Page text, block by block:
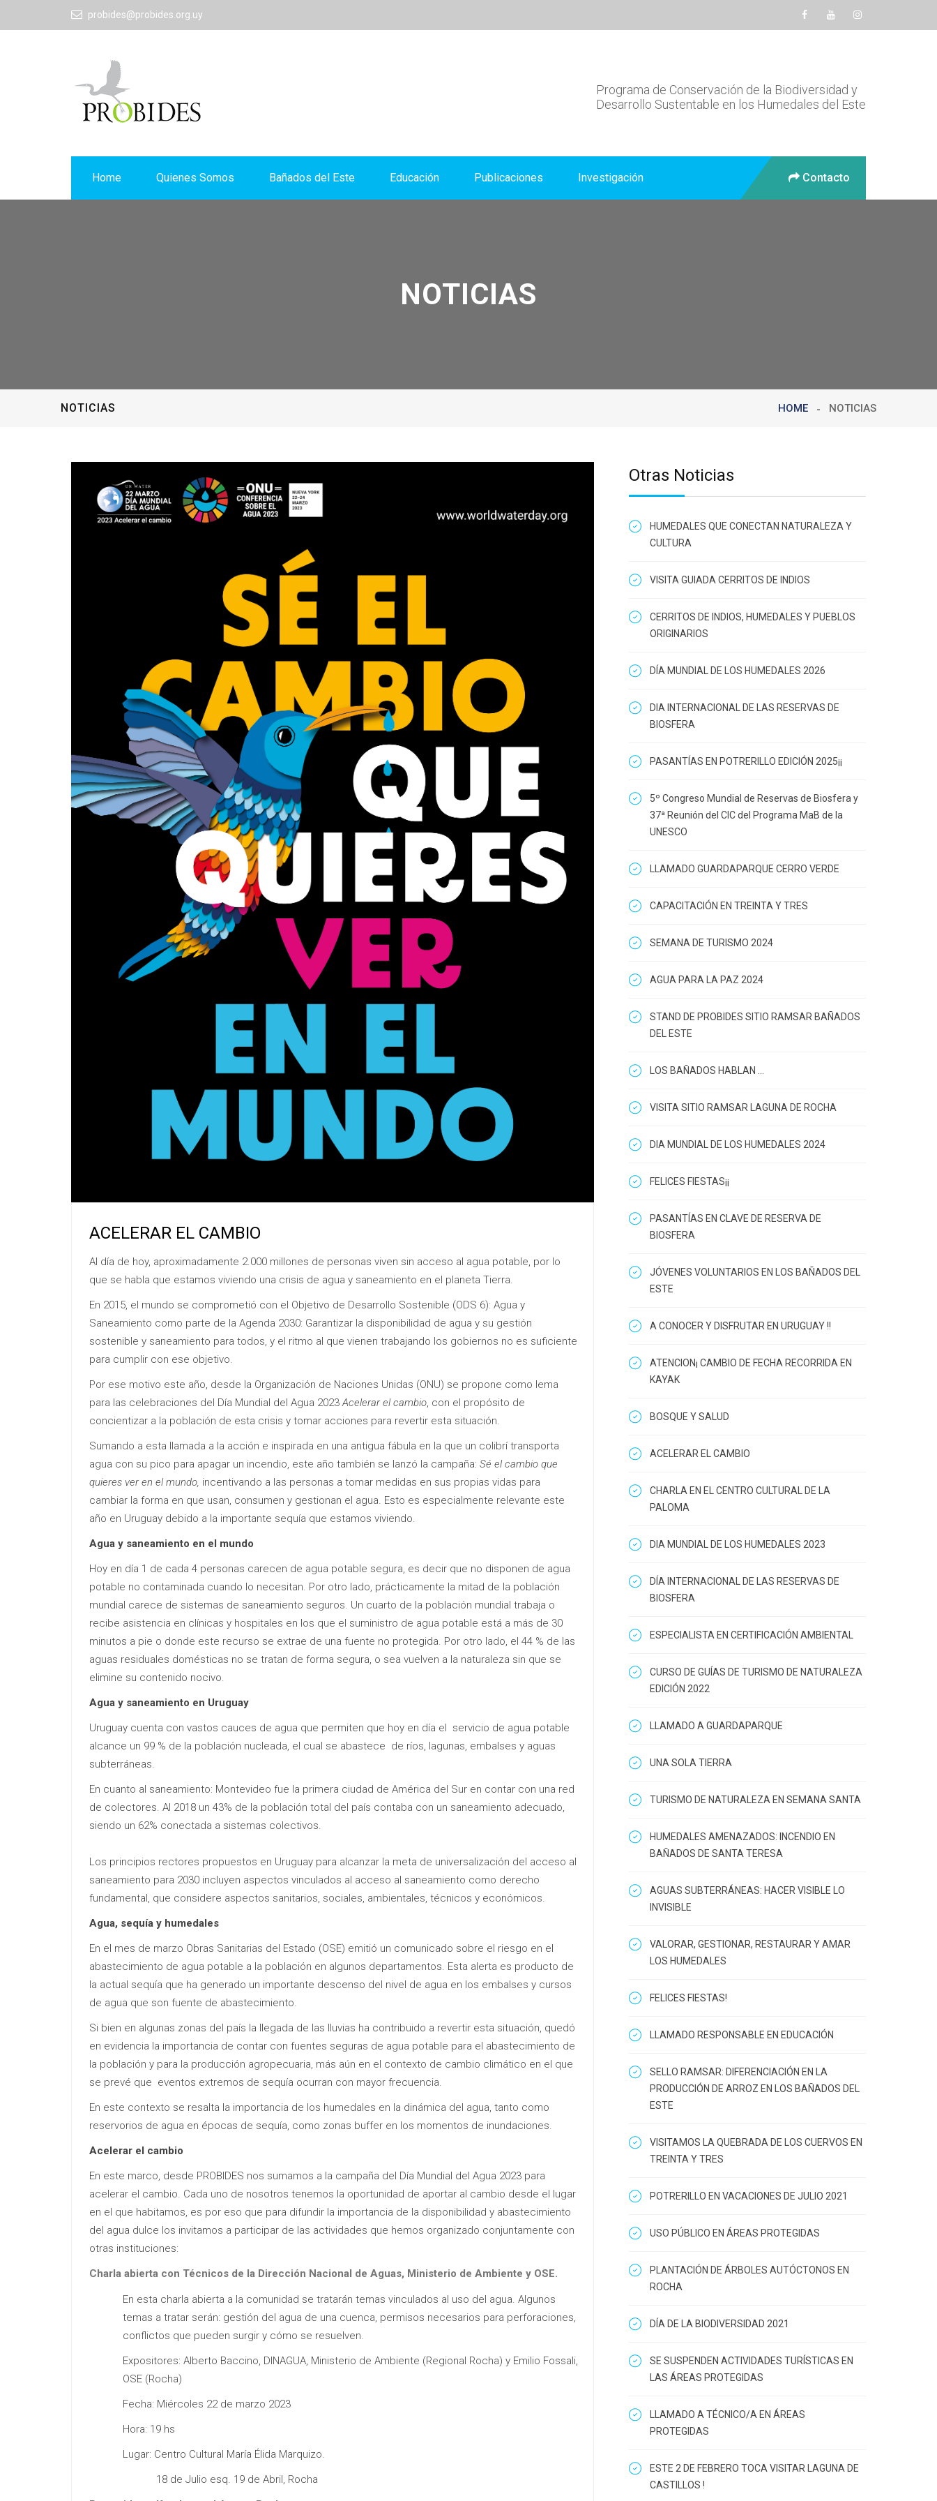
probides@probides.org.uy
Programa de Conservación de la Biodiversidad y
Desarrollo Sustentable en los Humedales del Este
Home Quienes Somos Bañados del Este Educación Publicaciones Investigación Contacto
NOTICIAS
NOTICIAS HOME NOTICIAS
ACELERAR EL CAMBIO
Al día de hoy, aproximadamente 2.000 millones de personas viven sin acceso al agua potable, por lo
que se habla que estamos viviendo una crisis de agua y saneamiento en el planeta Tierra.
En 2015, el mundo se comprometió con el Objetivo de Desarrollo Sostenible (ODS 6): Agua y
Saneamiento como parte de la Agenda 2030: Garantizar la disponibilidad de agua y su gestión
sostenible y saneamiento para todos, y el ritmo al que vienen trabajando los gobiernos no es suficiente
para cumplir con ese objetivo.
Por ese motivo este año, desde la Organización de Naciones Unidas (ONU) se propone como lema
para las celebraciones del Día Mundial del Agua 2023 Acelerar el cambio , con el propósito de
concientizar a la población de esta crisis y tomar acciones para revertir esta situación.
Sumando a esta llamada a la acción e inspirada en una antigua fábula en la que un colibrí transporta
agua con su pico para apagar un incendio, este año también se lanzó la campaña: Sé el cambio que
quieres ver en el mundo, incentivando a las personas a tomar medidas en sus propias vidas para
cambiar la forma en que usan, consumen y gestionan el agua. Esto es especialmente relevante este
año en Uruguay debido a la importante sequía que estamos viviendo.
Agua y saneamiento en el mundo
Hoy en día 1 de cada 4 personas carecen de agua potable segura, es decir que no disponen de agua
potable no contaminada cuando lo necesitan. Por otro lado, prácticamente la mitad de la población
mundial carece de sistemas de saneamiento seguros. Un cuarto de la población mundial trabaja o
recibe asistencia en clínicas y hospitales en los que el suministro de agua potable está a más de 30
minutos a pie o donde este recurso se extrae de una fuente no protegida. Por otro lado, el 44 % de las
aguas residuales domésticas no se tratan de forma segura, o sea vuelven a la naturaleza sin que se
elimine su contenido nocivo.
Agua y saneamiento en Uruguay
Uruguay cuenta con vastos cauces de agua que permiten que hoy en día el servicio de agua potable
alcance un 99 % de la población nucleada, el cual se abastece de ríos, lagunas, embalses y aguas
subterráneas.
En cuanto al saneamiento: Montevideo fue la primera ciudad de América del Sur en contar con una red
de colectores. Al 2018 un 43% de la población total del país contaba con un saneamiento adecuado,
siendo un 62% conectada a sistemas colectivos.
Los principios rectores propuestos en Uruguay para alcanzar la meta de universalización del acceso al
saneamiento para 2030 incluyen aspectos vinculados al acceso al saneamiento como derecho
fundamental, que considere aspectos sanitarios, sociales, ambientales, técnicos y económicos.
Agua, sequía y humedales
En el mes de marzo Obras Sanitarias del Estado (OSE) emitió un comunicado sobre el riesgo en el
abastecimiento de agua potable a la población en algunos departamentos. Esta alerta es producto de
la actual sequía que ha generado un importante descenso del nivel de agua en los embalses y cursos
de agua que son fuente de abastecimiento.
Si bien en algunas zonas del país la llegada de las lluvias ha contribuido a revertir esta situación, quedó
en evidencia la importancia de contar con fuentes seguras de agua potable para el abastecimiento de
la población y para la producción agropecuaria, más aún en el contexto de cambio climático en el que
se prevé que eventos extremos de sequía ocurran con mayor frecuencia.
En este contexto se resalta la importancia de los humedales en la dinámica del agua, tanto como
reservorios de agua en épocas de sequía, como zonas buffer en los momentos de inundaciones.
Acelerar el cambio
En este marco, desde PROBIDES nos sumamos a la campaña del Día Mundial del Agua 2023 para
acelerar el cambio. Cada uno de nosotros tenemos la oportunidad de aportar al cambio desde el lugar
en el que habitamos, es por eso que para difundir la importancia de la disponibilidad y abastecimiento
del agua dulce los invitamos a participar de las actividades que hemos organizado conjuntamente con
otras instituciones:
Charla abierta con Técnicos de la Dirección Nacional de Aguas, Ministerio de Ambiente y OSE.
En esta charla abierta a la comunidad se tratarán temas vinculados al uso del agua. Algunos
temas a tratar serán: gestión del agua de una cuenca, permisos necesarios para perforaciones,
conflictos que pueden surgir y cómo se resuelven.
Expositores: Alberto Baccino, DINAGUA, Ministerio de Ambiente (Regional Rocha) y Emilio Fossali,
OSE (Rocha)
Fecha: Miércoles 22 de marzo 2023
Hora: 19 hs
Lugar: Centro Cultural María Élida Marquizo.
18 de Julio esq. 19 de Abril, Rocha
Otras Noticias
HUMEDALES QUE CONECTAN NATURALEZA Y
CULTURA
VISITA GUIADA CERRITOS DE INDIOS
CERRITOS DE INDIOS, HUMEDALES Y PUEBLOS
ORIGINARIOS
DÍA MUNDIAL DE LOS HUMEDALES 2026
DIA INTERNACIONAL DE LAS RESERVAS DE
BIOSFERA
PASANTÍAS EN POTRERILLO EDICIÓN 2025¡¡
5º Congreso Mundial de Reservas de Biosfera y
37ª Reunión del CIC del Programa MaB de la
UNESCO
LLAMADO GUARDAPARQUE CERRO VERDE
CAPACITACIÓN EN TREINTA Y TRES
SEMANA DE TURISMO 2024
AGUA PARA LA PAZ 2024
STAND DE PROBIDES SITIO RAMSAR BAÑADOS
DEL ESTE
LOS BAÑADOS HABLAN ...
VISITA SITIO RAMSAR LAGUNA DE ROCHA
DIA MUNDIAL DE LOS HUMEDALES 2024
FELICES FIESTAS¡¡
PASANTÍAS EN CLAVE DE RESERVA DE
BIOSFERA
JÓVENES VOLUNTARIOS EN LOS BAÑADOS DEL
ESTE
A CONOCER Y DISFRUTAR EN URUGUAY !!
ATENCION¡ CAMBIO DE FECHA RECORRIDA EN
KAYAK
BOSQUE Y SALUD
ACELERAR EL CAMBIO
CHARLA EN EL CENTRO CULTURAL DE LA
PALOMA
DIA MUNDIAL DE LOS HUMEDALES 2023
DÍA INTERNACIONAL DE LAS RESERVAS DE
BIOSFERA
ESPECIALISTA EN CERTIFICACIÓN AMBIENTAL
CURSO DE GUÍAS DE TURISMO DE NATURALEZA
EDICIÓN 2022
LLAMADO A GUARDAPARQUE
UNA SOLA TIERRA
TURISMO DE NATURALEZA EN SEMANA SANTA
HUMEDALES AMENAZADOS: INCENDIO EN
BAÑADOS DE SANTA TERESA
AGUAS SUBTERRÁNEAS: HACER VISIBLE LO
INVISIBLE
VALORAR, GESTIONAR, RESTAURAR Y AMAR
LOS HUMEDALES
FELICES FIESTAS!
LLAMADO RESPONSABLE EN EDUCACIÓN
SELLO RAMSAR: DIFERENCIACIÓN EN LA
PRODUCCIÓN DE ARROZ EN LOS BAÑADOS DEL
ESTE
VISITAMOS LA QUEBRADA DE LOS CUERVOS EN
TREINTA Y TRES
POTRERILLO EN VACACIONES DE JULIO 2021
USO PÚBLICO EN ÁREAS PROTEGIDAS
PLANTACIÓN DE ÁRBOLES AUTÓCTONOS EN
ROCHA
DÍA DE LA BIODIVERSIDAD 2021
SE SUSPENDEN ACTIVIDADES TURÍSTICAS EN
LAS ÁREAS PROTEGIDAS
LLAMADO A TÉCNICO/A EN ÁREAS
PROTEGIDAS
ESTE 2 DE FEBRERO TOCA VISITAR LAGUNA DE
CASTILLOS !